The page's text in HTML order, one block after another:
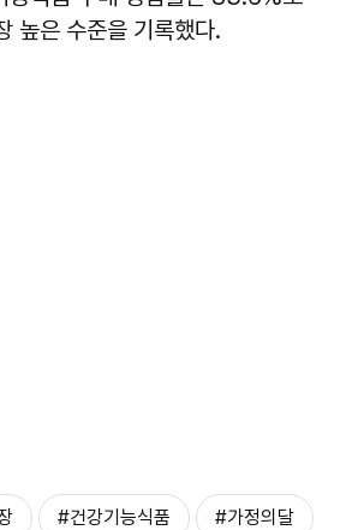
높은 수준을 기록했다.
#건강기능식품 #가정의달